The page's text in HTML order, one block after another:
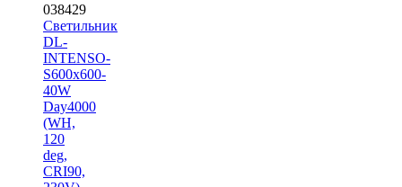
038429
Светильник
DL-
INTENSO-
S600x600-
40W
Day4000
(WH,
120
deg,
CRI90,